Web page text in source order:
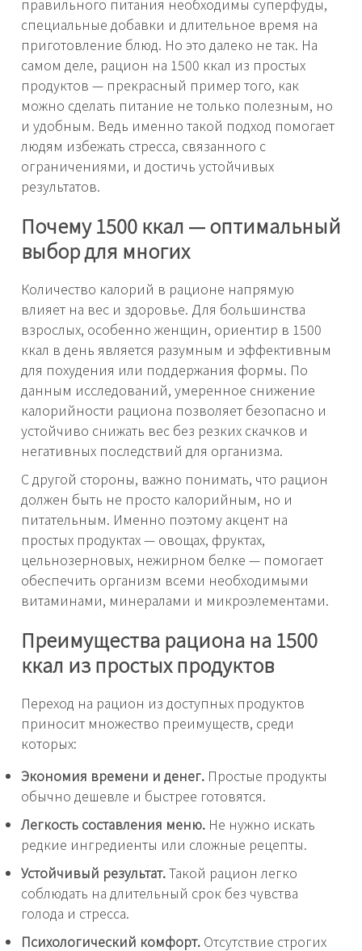
правильного питания необходимы суперфуды,
специальные добавки и длительное время на
приготовление блюд. Но это далеко не так. На
самом деле, рацион на 1500 ккал из простых
продуктов — прекрасный пример того, как
можно сделать питание не только полезным, но
и удобным. Ведь именно такой подход помогает
людям избежать стресса, связанного с
ограничениями, и достичь устойчивых
результатов.
Почему 1500 ккал — оптимальный
выбор для многих
Количество калорий в рационе напрямую
влияет на вес и здоровье. Для большинства
взрослых, особенно женщин, ориентир в 1500
ккал в день является разумным и эффективным
для похудения или поддержания формы. По
данным исследований, умеренное снижение
калорийности рациона позволяет безопасно и
устойчиво снижать вес без резких скачков и
негативных последствий для организма.
С другой стороны, важно понимать, что рацион
должен быть не просто калорийным, но и
питательным. Именно поэтому акцент на
простых продуктах — овощах, фруктах,
цельнозерновых, нежирном белке — помогает
обеспечить организм всеми необходимыми
витаминами, минералами и микроэлементами.
Преимущества рациона на 1500
ккал из простых продуктов
Переход на рацион из доступных продуктов
приносит множество преимуществ, среди
которых:
Экономия времени и денег. Простые продукты
обычно дешевле и быстрее готовятся.
Легкость составления меню. Не нужно искать
редкие ингредиенты или сложные рецепты.
Устойчивый результат.Такой рацион легко
соблюдать на длительный срок без чувства
голода и стресса.
Психологический комфорт. Отсутствие строгих